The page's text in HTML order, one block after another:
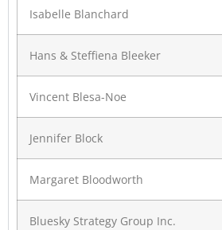
Isabelle Blanchard
Hans & Steffiena Bleeker
Vincent Blesa-Noe
Jennifer Block
Margaret Bloodworth
Bluesky Strategy Group Inc.